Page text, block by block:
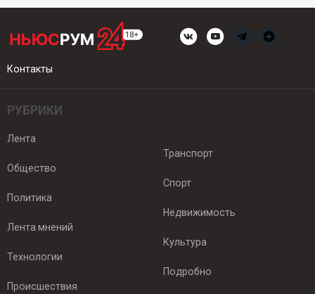
Контакты
РУБРИКИ
Лента
Общество
Политика
Лента мнений
Технологии
Происшествия
Транспорт
Спорт
Недвижимость
Культура
Подробно